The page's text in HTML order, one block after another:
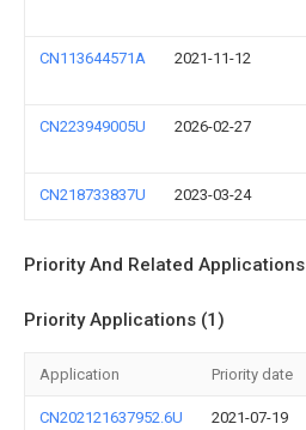
CN113644571A 2021-11-12
CN223949005U 2026-02-27
CN218733837U 2023-03-24
Priority And Related Applications
Priority Applications (1)
Application Priority date
CN202121637952.6U 2021-07-19